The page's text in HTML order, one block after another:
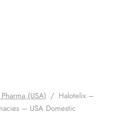
(USA) / Halotelix –
– USA Domestic